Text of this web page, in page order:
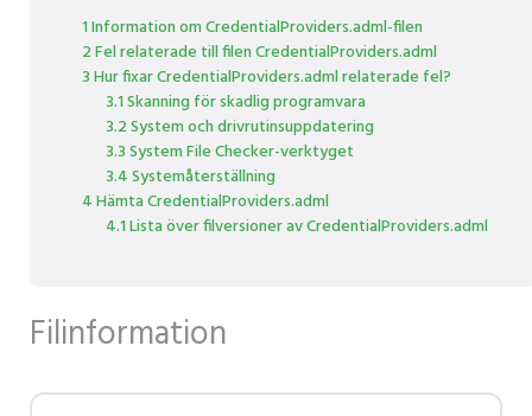
1 Information om CredentialProviders.adml-filen
2 Fel relaterade till filen CredentialProviders.adml
3 Hur fixar CredentialProviders.adml relaterade fel?
3.1 Skanning för skadlig programvara
3.2 System och drivrutinsuppdatering
3.3 System File Checker-verktyget
3.4 Systemåterställning
4 Hämta CredentialProviders.adml
4.1 Lista över filversioner av CredentialProviders.adml
Filinformation